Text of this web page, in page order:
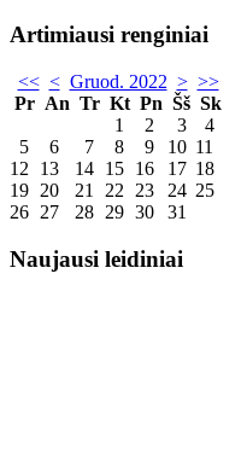
Artimiausi renginiai
<< < Gruod. 2022 > >>
Pr An Tr Kt Pn Šš Sk
1
2 3
4
5
6 7 8 9 10 11
12
13 14 15 16 17 18
19 20 21 22 23 24 25
26 27 28 29 30 31
Naujausi leidiniai